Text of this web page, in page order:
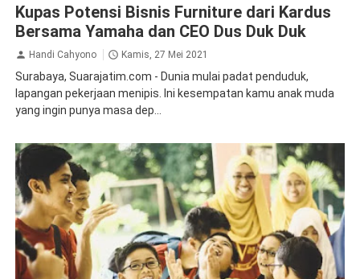
Kupas Potensi Bisnis Furniture dari Kardus
Bersama Yamaha dan CEO Dus Duk Duk
Handi Cahyono Kamis, 27 Mei 2021
Surabaya, Suarajatim.com - Dunia mulai padat penduduk,
lapangan pekerjaan menipis. Ini kesempatan kamu anak muda
yang ingin punya masa dep...